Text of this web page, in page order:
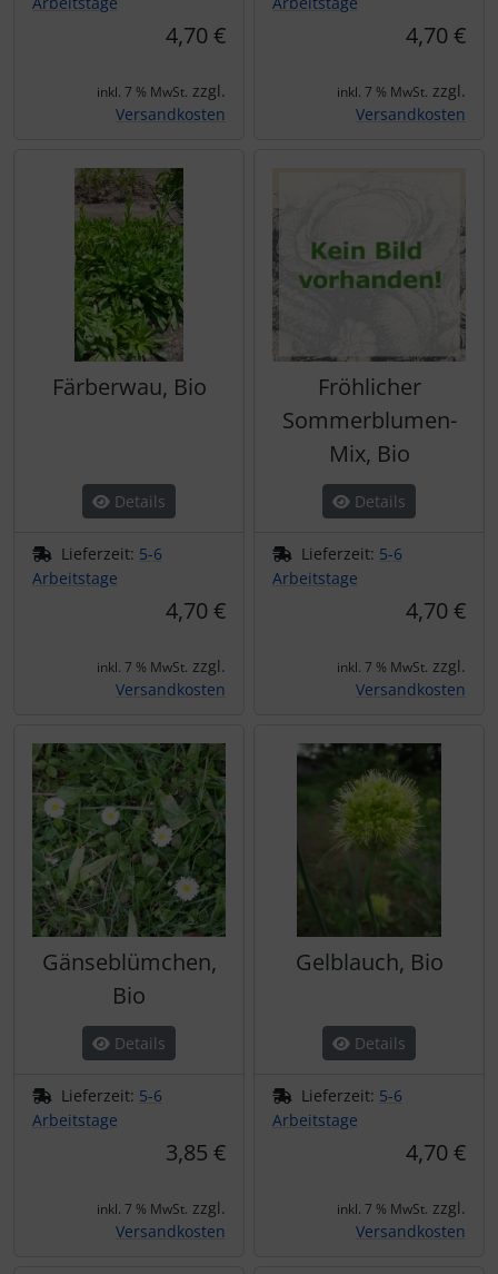
4,70 €
inkl. 7 % MwSt. zzgl.
Versandkosten
4,70 €
inkl. 7 % MwSt. zzgl.
Versandkosten
Färberwau, Bio
Details
Lieferzeit: 5-6
Arbeitstage
4,70 €
inkl. 7 % MwSt. zzgl.
Versandkosten
Fröhlicher
Sommerblumen-
Mix, Bio
Details
Lieferzeit: 5-6
Arbeitstage
4,70 €
inkl. 7 % MwSt. zzgl.
Versandkosten
Gänseblümchen,
Bio
Details
Lieferzeit: 5-6
Arbeitstage
3,85 €
inkl. 7 % MwSt. zzgl.
Versandkosten
Gelblauch, Bio
Details
Lieferzeit: 5-6
Arbeitstage
4,70 €
inkl. 7 % MwSt. zzgl.
Versandkosten